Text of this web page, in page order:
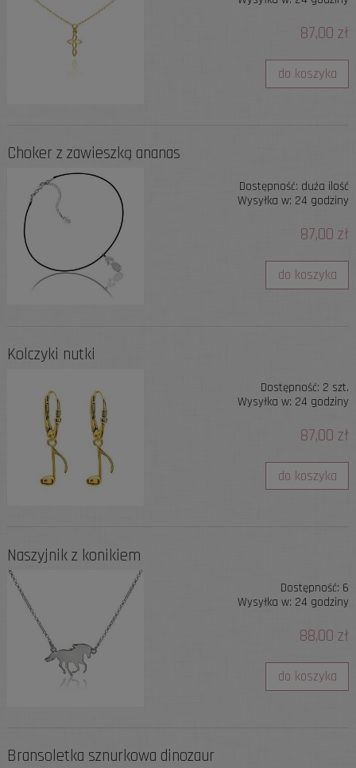
87,00 zł
do koszyka
Choker z zawieszką ananas
Dostępność: duża ilość
Wysyłka w: 24 godziny
87,00 zł
do koszyka
Kolczyki nutki
Dostępność: 2 szt.
Wysyłka w: 24 godziny
87,00 zł
do koszyka
Naszyjnik z konikiem
Dostępność: 6
Wysyłka w: 24 godziny
88,00 zł
do koszyka
Bransoletka sznurkowa dinozaur